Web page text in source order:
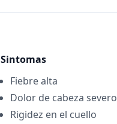
Sintomas
Fiebre alta
Dolor de cabeza severo
Rigidez en el cuello